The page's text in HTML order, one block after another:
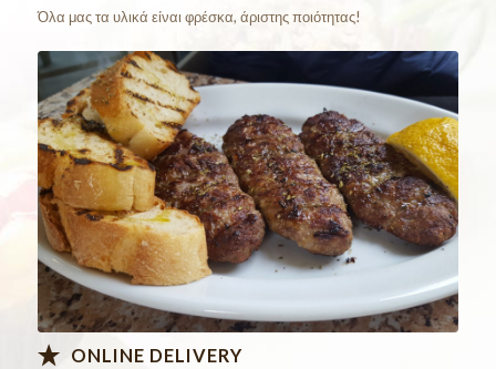
Όλα μας τα υλικά είναι φρέσκα, άριστης ποιότητας!
Παράγγειλε
Online Τώρα!!!
ONLINE DELIVERY